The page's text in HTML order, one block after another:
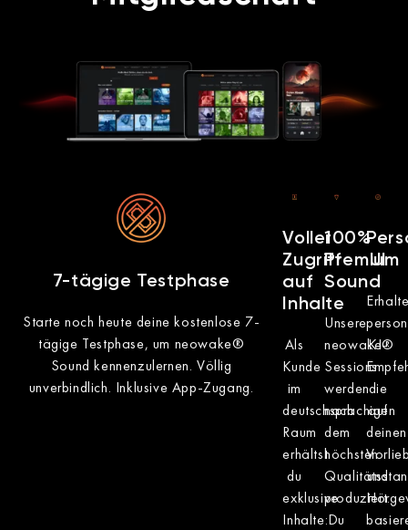
7-tägige Testphase
Starte noch heute deine kostenlose 7-
tägige Testphase, um neowake®
Sound kennenzulernen. Völlig
unverbindlich. Inklusive App-Zugang.
Voller
Zugriff
auf
Inhalte
Als
Kunde
im
deutschsprachigen
Raum
erhältst
du
exklusive
Inhalte:
100%
Premium
Sound
Unsere
neowake®
Sessions
werden
nach
dem
höchsten
produziert.
Du
UI
KI-
die
auf
deinen
und